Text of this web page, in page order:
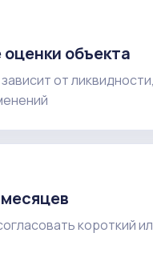
объекта
от
короткий